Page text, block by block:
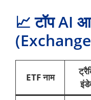
📈 टॉप AI
ETF नाम